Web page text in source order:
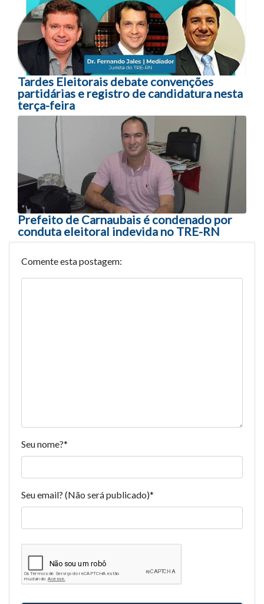
Tardes Eleitorais debate convenções
partidárias e registro de candidatura nesta
terça-feira
Prefeito de Carnaubais é condenado por
conduta eleitoral indevida no TRE-RN
Comente esta postagem:
Seu nome?*
Seu email? (Não será publicado)*